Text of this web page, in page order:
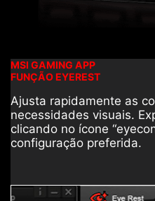
MSI GAMING APP
FUNÇÃO EYEREST
Ajusta rapidamente as
necessidades visuais.
clicando no ícone
configuração preferida.